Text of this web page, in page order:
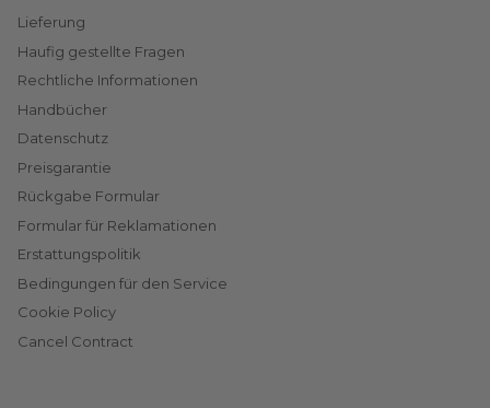
Lieferung
Haufig gestellte Fragen
Rechtliche Informationen
Handbücher
Datenschutz
Preisgarantie
Rückgabe Formular
Formular für Reklamationen
Erstattungspolitik
Bedingungen für den Service
Cookie Policy
Cancel Contract